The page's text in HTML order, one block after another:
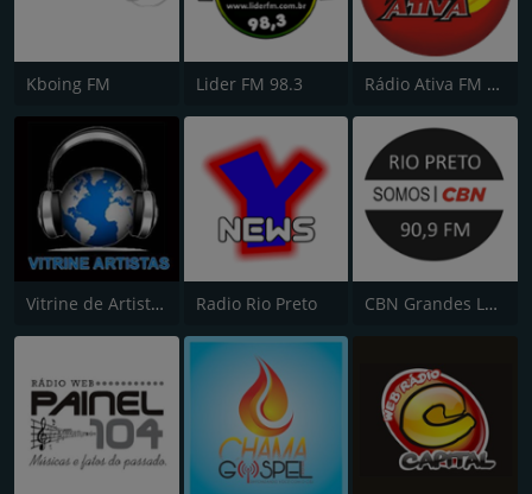
Kboing FM Lider FM 98.3 Rádio Ativa FM 104.9
Vitrine de Artistas Radio Rio Preto CBN Grandes Lagos 90.9 FM